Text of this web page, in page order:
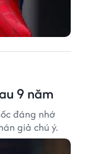
9 năm
đáng nhớ
giả chú ý.